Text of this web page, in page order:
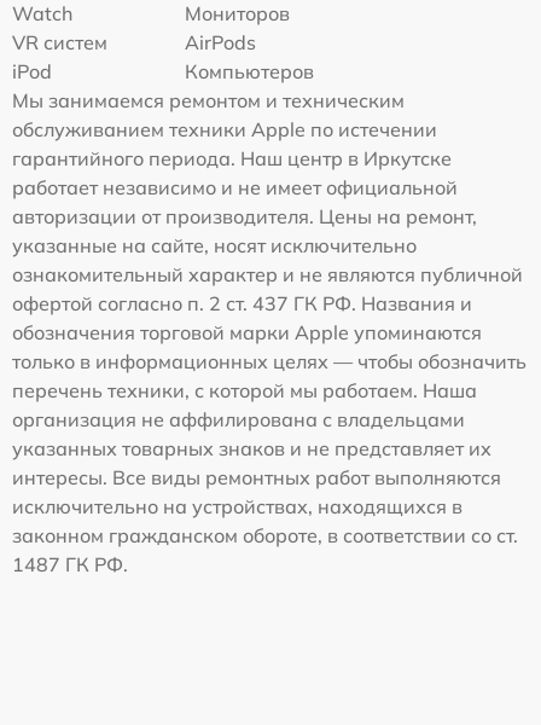
Watch
Мониторов
VR систем
AirPods
iPod
Компьютеров
Мы занимаемся ремонтом и техническим
обслуживанием техники Apple по истечении
гарантийного периода. Наш центр в Иркутске
работает независимо и не имеет официальной
авторизации от производителя. Цены на ремонт,
указанные на сайте, носят исключительно
ознакомительный характер и не являются публичной
офертой согласно п. 2 ст. 437 ГК РФ. Названия и
обозначения торговой марки Apple упоминаются
только в информационных целях — чтобы обозначить
перечень техники, с которой мы работаем. Наша
организация не аффилирована с владельцами
указанных товарных знаков и не представляет их
интересы. Все виды ремонтных работ выполняются
исключительно на устройствах, находящихся в
законном гражданском обороте, в соответствии со ст.
1487 ГК РФ.